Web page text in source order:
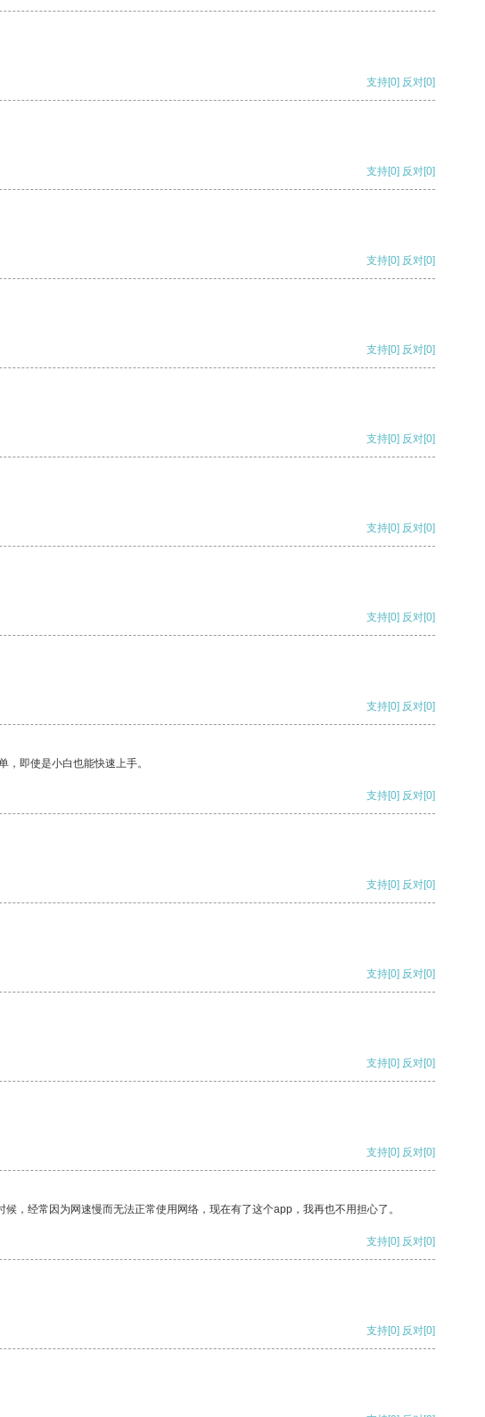
支持[0] 反对[0]
支持[0] 反对[0]
支持[0] 反对[0]
支持[0] 反对[0]
支持[0] 反对[0]
支持[0] 反对[0]
支持[0] 反对[0]
支持[0] 反对[0]
即使是小白也能快速上手。
支持[0] 反对[0]
支持[0] 反对[0]
支持[0] 反对[0]
支持[0] 反对[0]
支持[0] 反对[0]
，经常因为网速慢而无法正常使用网络，现在有了这个app，我再也不用担心了。
支持[0] 反对[0]
支持[0] 反对[0]